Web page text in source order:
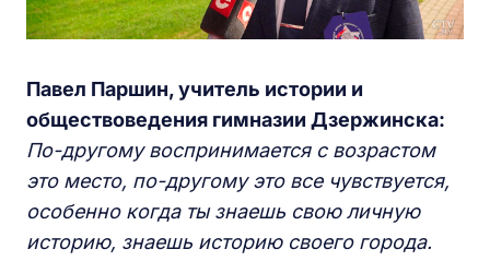
Павел Паршин, учитель истории и
обществоведения гимназии Дзержинска:
По-другому воспринимается с возрастом
это место, по-другому это все чувствуется,
особенно когда ты знаешь свою личную
историю, знаешь историю своего города.